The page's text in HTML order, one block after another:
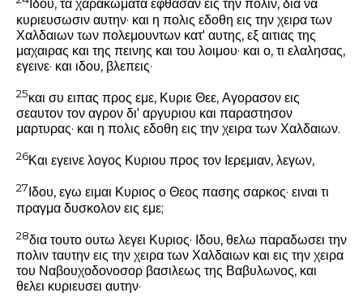
Ιδου, τα χαρακωματα εφθασαν εις την πολιν, δια να
κυριευσωσιν αυτην· και η πολις εδοθη εις την χειρα των
Χαλδαιων των πολεμουντων κατ' αυτης, εξ αιτιας της
μαχαιρας και της πεινης και του λοιμου· και ο, τι ελαλησας,
εγεινε· και ιδου, βλεπεις·
25και συ ειπας προς εμε, Κυριε Θεε, Αγορασον εις
σεαυτον τον αγρον δι' αργυριου και παραστησον
μαρτυρας· και η πολις εδοθη εις την χειρα των Χαλδαιων.
26Και εγεινε λογος Κυριου προς τον Ιερεμιαν, λεγων,
27 Ιδου, εγω ειμαι Κυριος ο Θεος πασης σαρκος· ειναι τι
πραγμα δυσκολον εις εμε;
28δια τουτο ουτω λεγει Κυριος· Ιδου, θελω παραδωσει την
πολιν ταυτην εις την χειρα των Χαλδαιων και εις την χειρα
του Ναβουχοδονοσορ βασιλεως της Βαβυλωνος, και
θελει κυριευσει αυτην·